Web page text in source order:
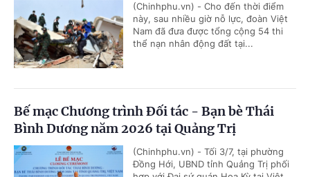
(Chinhphu.vn) - Cho đến thời điểm
này, sau nhiều giờ nỗ lực, đoàn Việt
Nam đã đưa được tổng cộng 54 thi
thể nạn nhân động đất tại...
Bế mạc Chương trình Đối tác - Bạn bè Thái
Bình Dương năm 2026 tại Quảng Trị
(Chinhphu.vn) - Tối 3/7, tại phường
Đồng Hới, UBND tỉnh Quảng Trị phối